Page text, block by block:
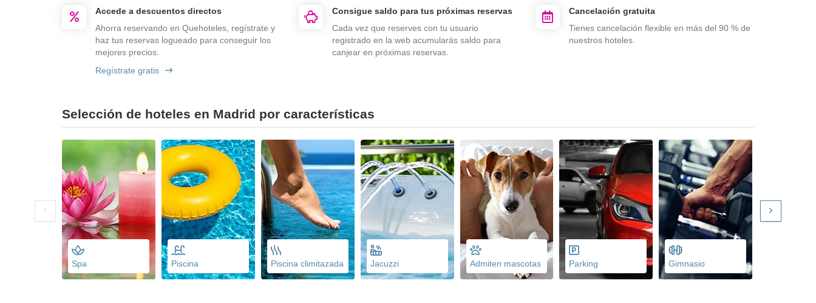
Accede a descuentos directos
Ahorra reservando en Quehoteles, regístrate y
haz tus reservas logueado para conseguir los
mejores precios.
Regístrate gratis
Consigue saldo para tus próximas reservas
Cada vez que reserves con tu usuario
registrado en la web acumularás saldo para
canjear en próximas reservas.
Cancelación gratuita
Tienes cancelación flexible en más del 90 % de
nuestros hoteles.
Selección de hoteles en Madrid por características
Spa Piscina Piscina climitazada Jacuzzi Admiten mascotas Parking Gimnasio